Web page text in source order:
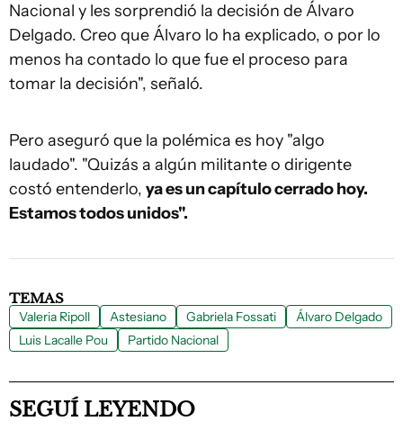
Nacional y les sorprendió la decisión de Álvaro
Delgado. Creo que Álvaro lo ha explicado, o por lo
menos ha contado lo que fue el proceso para
tomar la decisión", señaló.
Pero aseguró que la polémica es hoy "algo
laudado". "Quizás a algún militante o dirigente
costó entenderlo, ya es un capítulo cerrado hoy.
Estamos todos unidos".
TEMAS
Valeria Ripoll Astesiano Gabriela Fossati
Álvaro Delgado
Luis Lacalle Pou
Partido Nacional
SEGUÍ LEYENDO